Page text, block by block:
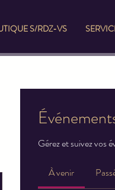
S/RDZ-VS
Gérez et suivez vos
À venir